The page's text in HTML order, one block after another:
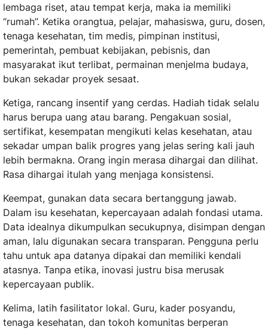
lembaga riset, atau tempat kerja, maka ia memiliki
“rumah”. Ketika orangtua, pelajar, mahasiswa, guru, dosen,
tenaga kesehatan, tim medis, pimpinan institusi,
pemerintah, pembuat kebijakan, pebisnis, dan
masyarakat ikut terlibat, permainan menjelma budaya,
bukan sekadar proyek sesaat.
Ketiga, rancang insentif yang cerdas. Hadiah tidak selalu
harus berupa uang atau barang. Pengakuan sosial,
sertifikat, kesempatan mengikuti kelas kesehatan, atau
sekadar umpan balik progres yang jelas sering kali jauh
lebih bermakna. Orang ingin merasa dihargai dan dilihat.
Rasa dihargai itulah yang menjaga konsistensi.
Keempat, gunakan data secara bertanggung jawab.
Dalam isu kesehatan, kepercayaan adalah fondasi utama.
Data idealnya dikumpulkan secukupnya, disimpan dengan
aman, lalu digunakan secara transparan. Pengguna perlu
tahu untuk apa datanya dipakai dan memiliki kendali
atasnya. Tanpa etika, inovasi justru bisa merusak
kepercayaan publik.
Kelima, latih fasilitator lokal. Guru, kader posyandu,
tenaga kesehatan, dan tokoh komunitas berperan